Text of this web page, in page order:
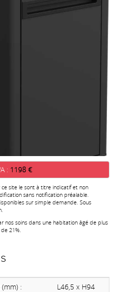
: 1198 €
site le sont à titre indicatif et non
sans notification préalable.
sur simple demande. Sous
nos soins dans une habitation âgé de plus
21%.
: L46,5 x H94